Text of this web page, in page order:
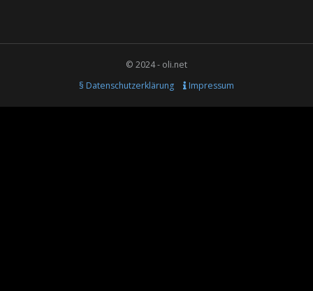
© 2024 - oli.net
§ Datenschutzerklärung
Impressum